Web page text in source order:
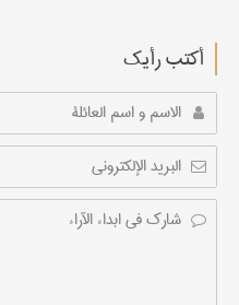
أکتب رأیك